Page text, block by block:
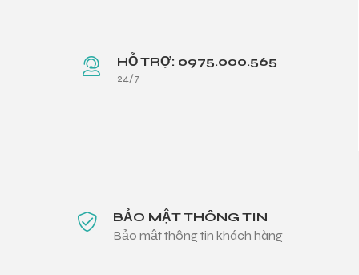
HỖ TRỢ: 0975.000.565
24/7
BẢO MẬT THÔNG TIN
Bảo mật thông tin khách hàng